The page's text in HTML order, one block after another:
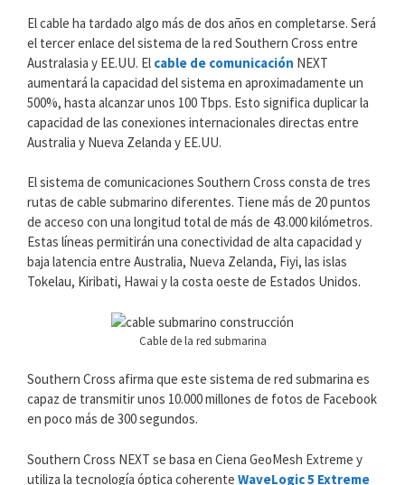
El cable ha tardado algo más de dos años en completarse. Será
el tercer enlace del sistema de la red Southern Cross entre
Australasia y EE.UU. El cable de comunicación NEXT
aumentará la capacidad del sistema en aproximadamente un
500%, hasta alcanzar unos 100 Tbps. Esto significa duplicar la
capacidad de las conexiones internacionales directas entre
Australia y Nueva Zelanda y EE.UU.
El sistema de comunicaciones Southern Cross consta de tres
rutas de cable submarino diferentes. Tiene más de 20 puntos
de acceso con una longitud total de más de 43.000 kilómetros.
Estas líneas permitirán una conectividad de alta capacidad y
baja latencia entre Australia, Nueva Zelanda, Fiyi, las islas
Tokelau, Kiribati, Hawai y la costa oeste de Estados Unidos.
Cable de la red submarina
Southern Cross afirma que este sistema de red submarina es
capaz de transmitir unos 10.000 millones de fotos de Facebook
en poco más de 300 segundos.
Southern Cross NEXT se basa en Ciena GeoMesh Extreme y
utiliza la tecnología óptica coherente WaveLogic 5 Extreme